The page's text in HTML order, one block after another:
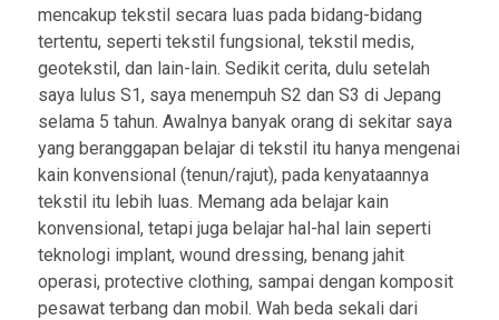
mencakup tekstil secara luas pada bidang-bidang
tertentu, seperti tekstil fungsional, tekstil medis,
geotekstil, dan lain-lain. Sedikit cerita, dulu setelah
saya lulus S1, saya menempuh S2 dan S3 di Jepang
selama 5 tahun. Awalnya banyak orang di sekitar saya
yang beranggapan belajar di tekstil itu hanya mengenai
kain konvensional (tenun/rajut), pada kenyataannya
tekstil itu lebih luas. Memang ada belajar kain
konvensional, tetapi juga belajar hal-hal lain seperti
teknologi implant, wound dressing, benang jahit
operasi, protective clothing, sampai dengan komposit
pesawat terbang dan mobil. Wah beda sekali dari